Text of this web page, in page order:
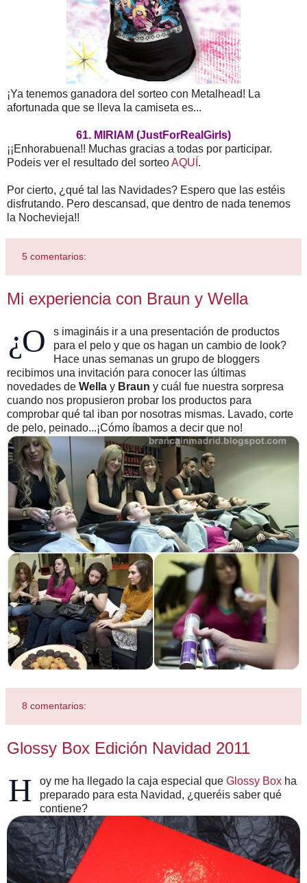
¡Ya tenemos ganadora del sorteo con Metalhead! La
afortunada que se lleva la camiseta es...
61. MIRIAM (JustForRealGirls)
¡¡Enhorabuena!! Muchas gracias a todas por participar.
Podeis ver el resultado del sorteoAQUÍ .
Por cierto, ¿qué tal las Navidades? Espero que las estéis
disfrutando. Pero descansad, que dentro de nada tenemos
la Nochevieja!!
5 comentarios:
Mi experiencia con Braun y Wella
¿O
s imagináis ir a una presentación de productos
para el pelo y que os hagan un cambio de look?
Hace unas semanas un grupo de bloggers
recibimos una invitación para conocer las últimas
novedades de Wella y Braun y cuál fue nuestra sorpresa
cuando nos propusieron probar los productos para
comprobar qué tal iban por nosotras mismas. Lavado, corte
de pelo, peinado...¡Cómo íbamos a decir que no!
8 comentarios:
Glossy Box Edición Navidad 2011
H oy me ha llegado la caja especial que Glossy Box ha
preparado para esta Navidad, ¿queréis saber qué
contiene?